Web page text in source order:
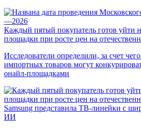
Каждый пятый покупатель готов уйти
площадки при росте цен на
Исследователи определили, за счет
импортных товаров могут
онайл-площадками
Samsung представила ТВ-линейки с
ИИ